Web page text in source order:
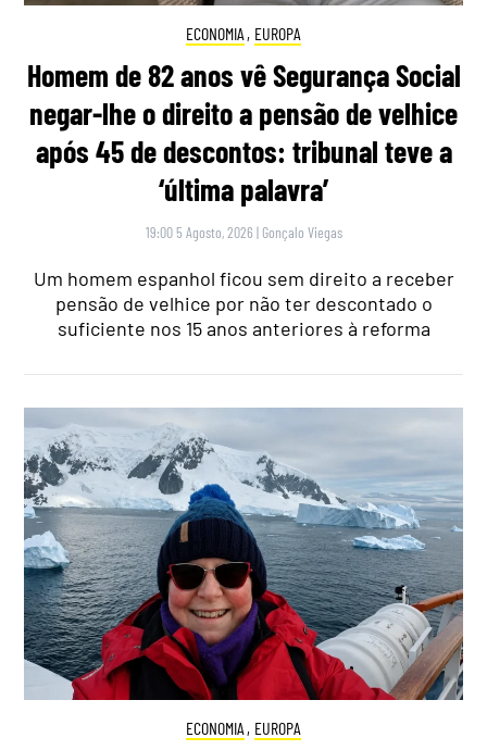
ECONOMIA , EUROPA
Homem de 82 anos vê Segurança Social
negar-lhe o direito a pensão de velhice
após 45 de descontos: tribunal teve a
‘última palavra’
19:00 5 Agosto, 2026 | Gonçalo Viegas
Um homem espanhol ficou sem direito a receber
pensão de velhice por não ter descontado o
suficiente nos 15 anos anteriores à reforma
ECONOMIA , EUROPA